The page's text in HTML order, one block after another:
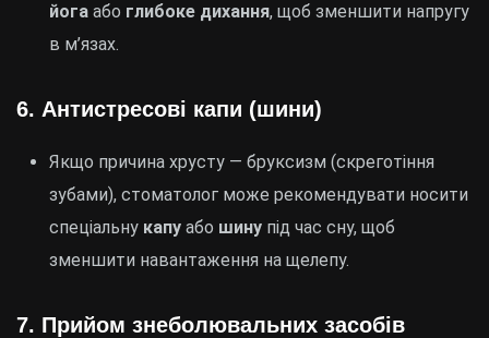
йога або глибоке дихання, щоб зменшити напругу
в м’язах.
6. Антистресові капи (шини)
Якщо причина хрусту — бруксизм (скреготіння
зубами), стоматолог може рекомендувати носити
спеціальну капу або шину під час сну, щоб
зменшити навантаження на щелепу.
7. Прийом знеболювальних засобів